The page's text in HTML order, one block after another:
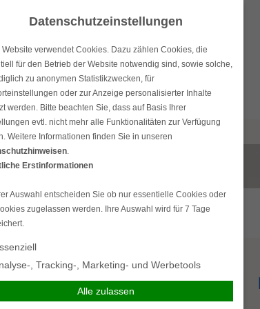
Datenschutzeinstellungen
Website verwendet Cookies. Dazu zählen Cookies, die
für den Betrieb der Website notwendig sind, sowie solche,
zu anonymen Statistikzwecken, für
oder zur Anzeige personalisierter Inhalte
werden. Bitte beachten Sie, dass auf Basis Ihrer
evtl. nicht mehr alle Funktionalitäten zur Verfügung
Weitere Informationen finden Sie in unseren
.
Erstinformationen
Auswahl entscheiden Sie ob nur essentielle Cookies oder
zugelassen werden. Ihre Auswahl wird für 7 Tage
, Tracking-, Marketing- und Werbetools
Alle zulassen